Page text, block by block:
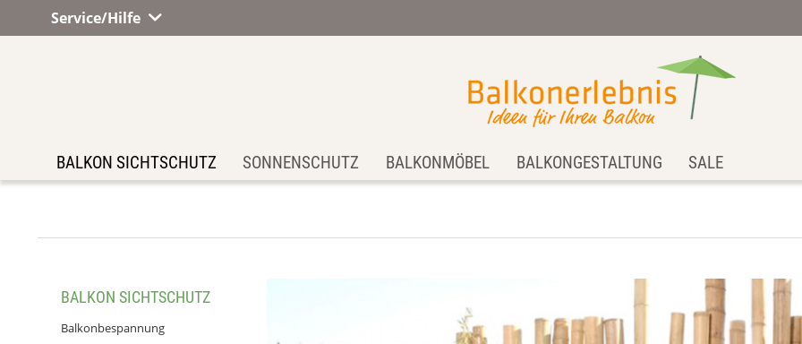
Service/Hilfe
BALKON SICHTSCHUTZ SONNENSCHUTZ BALKONMÖBEL BALKONGESTALTUNG SALE
BALKON SICHTSCHUTZ
Balkonbespannung